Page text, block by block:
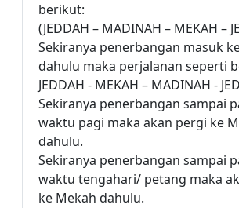
berikut:
(JEDDAH – MADINAH – MEKAH –
Sekiranya penerbangan masuk
dahulu maka perjalanan seperti
JEDDAH - MEKAH – MADINAH -
Sekiranya penerbangan sampai
waktu pagi maka akan pergi ke
dahulu.
Sekiranya penerbangan sampai
waktu tengahari/ petang maka
ke Mekah dahulu.